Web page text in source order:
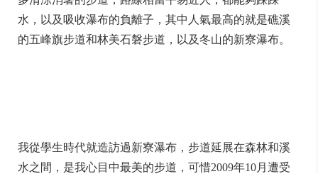
水，以及吸收瀑布的負離子，其中人氣最高的就是礁溪
的五峰旗步道和林美石磐步道，以及冬山的新寮瀑布。
我從學生時代就造訪過新寮瀑布，步道延展在森林和溪
水之間，是我心目中最美的步道，可惜2009年10月遭受